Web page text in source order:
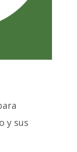
y sus